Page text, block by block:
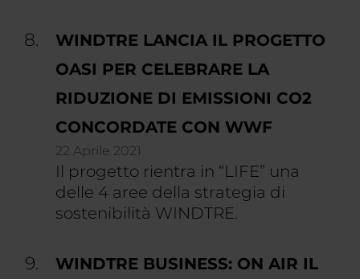
WINDTRE LANCIA IL PROGETTO
OASI PER CELEBRARE LA
RIDUZIONE DI EMISSIONI CO2
CONCORDATE CON WWF
22 Aprile 2021
Il progetto rientra in “LIFE” una
delle 4 aree della strategia di
sostenibilità WINDTRE.
WINDTRE BUSINESS: ON AIR IL